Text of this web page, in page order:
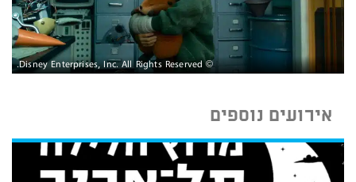
© Disney Enterprises, Inc. All Rights Reserved.
אירועים נוספים